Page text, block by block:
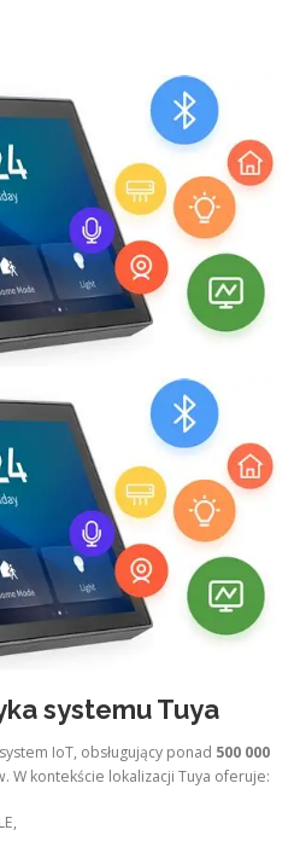
systemu Tuya
IoT, obsługujący ponad 500 000
W kontekście lokalizacji Tuya oferuje: